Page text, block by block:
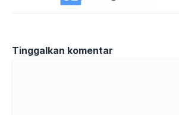
Tinggalkan komentar